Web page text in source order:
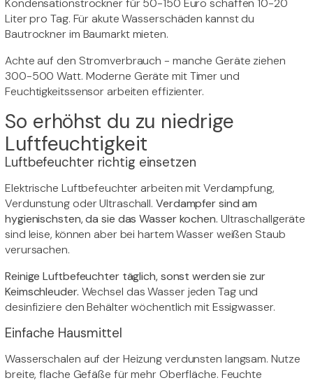
Kondensationstrockner für 50-150 Euro schaffen 10-20
Liter pro Tag. Für akute Wasserschäden kannst du
Bautrockner im Baumarkt mieten.
Achte auf den Stromverbrauch - manche Geräte ziehen
300-500 Watt. Moderne Geräte mit Timer und
Feuchtigkeitssensor arbeiten effizienter.
So erhöhst du zu niedrige
Luftfeuchtigkeit
Luftbefeuchter richtig einsetzen
Elektrische Luftbefeuchter arbeiten mit Verdampfung,
Verdunstung oder Ultraschall. Verdampfer sind am
hygienischsten, da sie das Wasser kochen. Ultraschallgeräte
sind leise, können aber bei hartem Wasser weißen Staub
verursachen.
Reinige Luftbefeuchter täglich, sonst werden sie zur
Keimschleuder. Wechsel das Wasser jeden Tag und
desinfiziere den Behälter wöchentlich mit Essigwasser.
Einfache Hausmittel
Wasserschalen auf der Heizung verdunsten langsam. Nutze
breite, flache Gefäße für mehr Oberfläche. Feuchte